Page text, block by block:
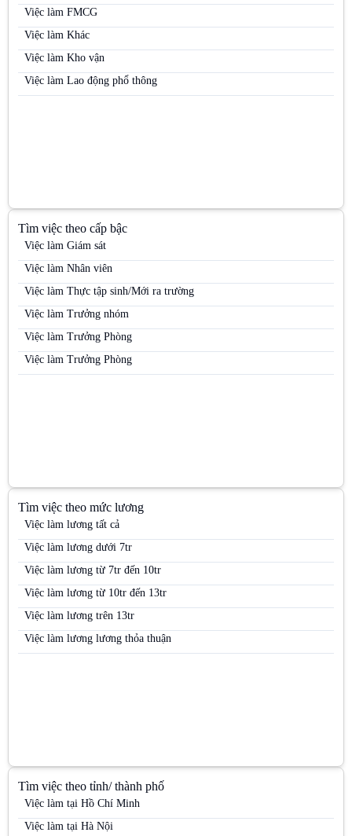
Việc làm Nhân viên kinh doanh điện máy
Việc làm Nhân viên kinh doanh hàng tiêu dùng
Việc làm Nhân viên kinh doanh kênh MT
Việc làm Nhân viên kinh doanh mỹ phẩm
Việc làm Nhân viên kinh doanh thị trường
Việc làm Nhân viên tiếp thị
Việc làm Nhân viên trưng bày
Việc làm Nhân viên Trưng bày
Việc làm Nhân viên tư vấn bán hàng / Tư vấn viên
Việc làm Nhân viên tư vấn bán hàng ngành Dược / OTC / ETC
Việc làm Nhân viên văn phòng
Việc làm PG
Việc làm PG / PB Bán hàng
Việc làm Trưng bày
Việc làm Trưởng nhóm kinh doanh (Sales Team Leader)
Việc làm Trưởng nhóm PG
Việc làm Việc làm kho vận
Việc làm Việc làm sinh viên
Việc làm Việc làm thời vụ
Việc làm Việc làm văn phòng
Việc làm FMCG
Việc làm Khác
Việc làm Kho vận
Việc làm Lao động phổ thông
Tìm việc theo cấp bậc
Việc làm Giám sát
Việc làm Nhân viên
Việc làm Thực tập sinh/Mới ra trường
Việc làm Trưởng nhóm
Việc làm Trưởng Phòng
Việc làm Trưởng Phòng
Tìm việc theo mức lương
Việc làm lương tất cả
Việc làm lương dưới 7tr
Việc làm lương từ 7tr đến 10tr
Việc làm lương từ 10tr đến 13tr
Việc làm lương trên 13tr
Việc làm lương lương thỏa thuận
Tìm việc theo tỉnh/ thành phố
Việc làm tại Hồ Chí Minh
Việc làm tại Hà Nội